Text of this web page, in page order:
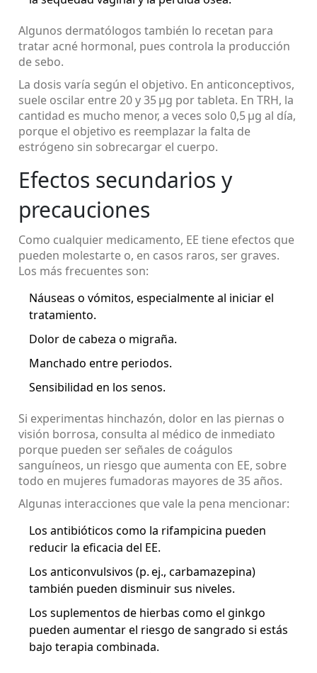
Algunos dermatólogos también lo recetan para
tratar acné hormonal, pues controla la producción
de sebo.
La dosis varía según el objetivo. En anticonceptivos,
suele oscilar entre 20 y 35 µg por tableta. En TRH, la
cantidad es mucho menor, a veces solo 0,5 µg al día,
porque el objetivo es reemplazar la falta de
estrógeno sin sobrecargar el cuerpo.
Efectos secundarios y
precauciones
Como cualquier medicamento, EE tiene efectos que
pueden molestarte o, en casos raros, ser graves.
Los más frecuentes son:
Náuseas o vómitos, especialmente al iniciar el
tratamiento.
Dolor de cabeza o migraña.
Manchado entre periodos.
Sensibilidad en los senos.
Si experimentas hinchazón, dolor en las piernas o
visión borrosa, consulta al médico de inmediato
porque pueden ser señales de coágulos
sanguíneos, un riesgo que aumenta con EE, sobre
todo en mujeres fumadoras mayores de 35 años.
Algunas interacciones que vale la pena mencionar:
Los antibióticos como la rifampicina pueden
reducir la eficacia del EE.
Los anticonvulsivos (p. ej., carbamazepina)
también pueden disminuir sus niveles.
Los suplementos de hierbas como el ginkgo
pueden aumentar el riesgo de sangrado si estás
bajo terapia combinada.